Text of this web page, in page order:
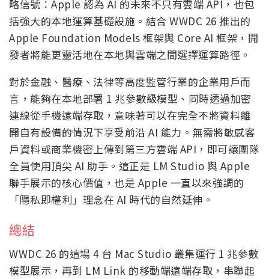
略信號：Apple 認為 AI 的未來不只有雲端 API，也包
括強大的本地運算基礎設施。結合 WWDC 26 推出的
Apple Foundation Models 框架與 Core AI 框架，開
發者將能更靈活地在本地與雲端之間選擇運算路徑。
對於金融、醫療、法律等高度監管行業的企業用戶而
言，能夠在本地部署 1 兆參數級模型、同時透過加密
連線從手機遠端存取，意味著可以在完全不將資料離
開自有設備的情況下享受前沿 AI 能力。無需將敏感客
戶資料或商業機密上傳到第三方雲端 API，即可讓團隊
全員使用頂尖 AI 助手。這正是 LM Studio 與 Apple
聯手展示的核心價值，也是 Apple 一直以來強調的
「隱私即權利」理念在 AI 時代的自然延伸。
總結
WWDC 26 的這場 4 台 Mac Studio 叢集運行 1 兆參數
模型展示，再到 LM Link 的移動端遠端存取，串聯起